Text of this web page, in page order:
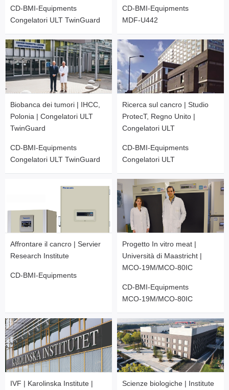
CD-BMI-Equipments
Congelatori ULT TwinGuard
CD-BMI-Equipments
MDF-U442
Biobanca dei tumori | IHCC,
Polonia | Congelatori ULT
TwinGuard
CD-BMI-Equipments
Congelatori ULT TwinGuard
Ricerca sul cancro | Studio
ProtecT, Regno Unito |
Congelatori ULT
CD-BMI-Equipments
Congelatori ULT
Affrontare il cancro | Servier
Research Institute
CD-BMI-Equipments
Progetto In vitro meat |
Università di Maastricht |
MCO-19M/MCO-80IC
CD-BMI-Equipments
MCO-19M/MCO-80IC
IVF | Karolinska Institute |
Scienze biologiche | Institute